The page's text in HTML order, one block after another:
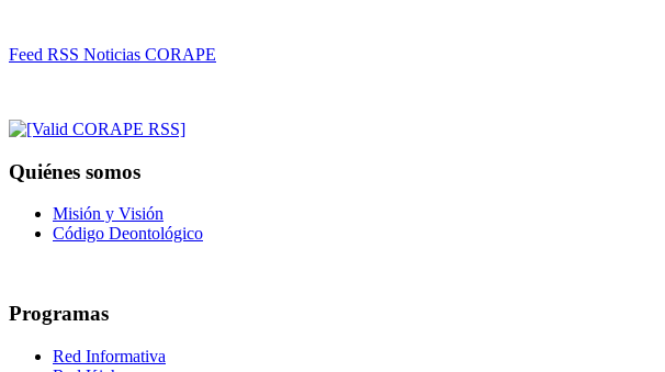
Feed RSS Noticias CORAPE
Quiénes somos
Misión y Visión
Código Deontológico
Programas
Red Informativa